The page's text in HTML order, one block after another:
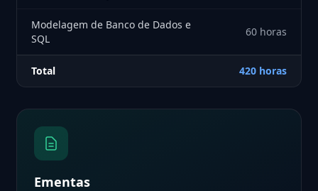
Modelagem de Banco de Dados e
SQL
60 horas
Total 420 horas
Ementas